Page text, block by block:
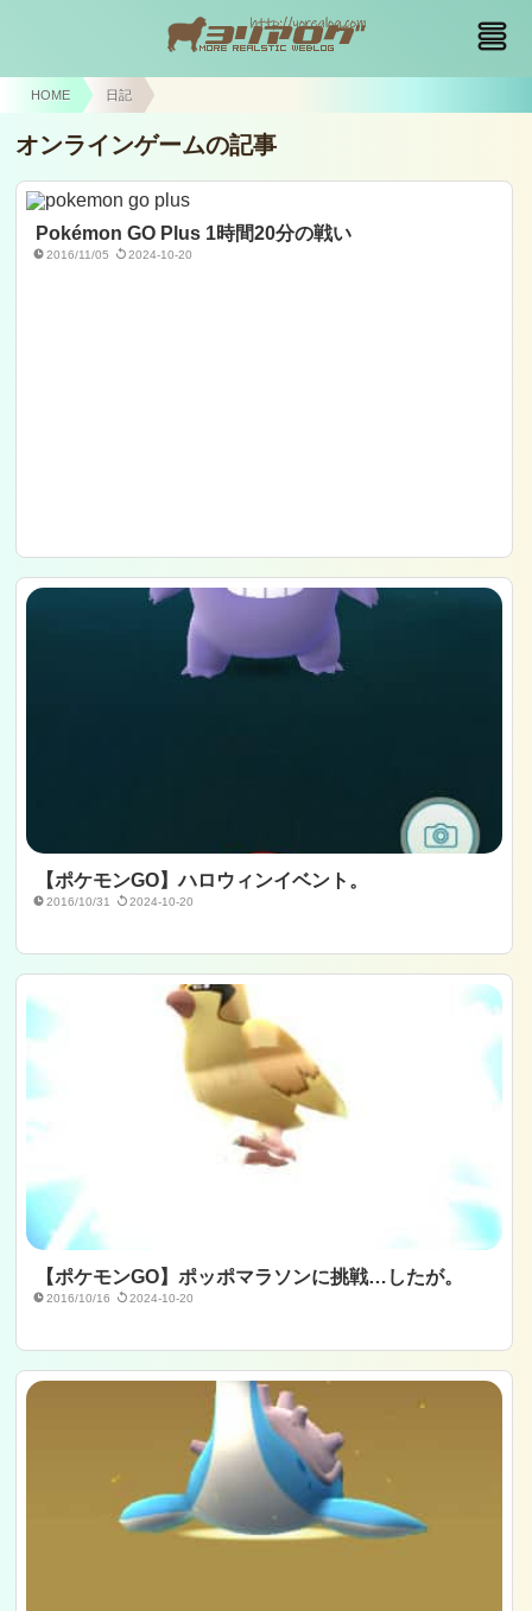
HOME 日記
オンラインゲームの記事
Pokémon GO Plus 1時間20分の戦い
2016/11/05 2024-10-20
【ポケモンGO】ハロウィンイベント。
2016/10/31 2024-10-20
【ポケモンGO】ポッポマラソンに挑戦…したが。
2016/10/16 2024-10-20